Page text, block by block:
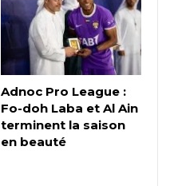
Adnoc Pro League :
Fo-doh Laba et Al Ain
terminent la saison
en beauté